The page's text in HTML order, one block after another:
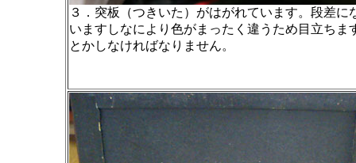
３．突板（つきいた）がはがれています。段差に
いますしなにより色がまったく違うため目立ちま
とかしなければなりません。